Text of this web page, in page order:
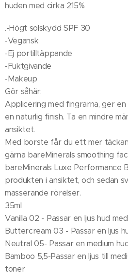
huden med cirka 215%
.-Högt solskydd SPF 30
-Vegansk
-Ej portilltäppande
-Fuktgivande
-Makeup
Gör såhär:
Applicering med fingrarna, ger
en naturlig finish. Ta en mindre
ansiktet.
Med borste får du ett mer
gärna bareMinerals smoothing
bareMinerals Luxe Performance
produkten i ansiktet, och sedan
masserande rörelser.
35ml
Vanilla 02 - Passar en ljus hud
Buttercream 03 - Passar en ljus
Neutral 05- Passar en medium
Bamboo 5,5-Passar en ljus till
toner